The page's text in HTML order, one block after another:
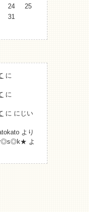
24
25
31
に
に
に にじい
より
よ